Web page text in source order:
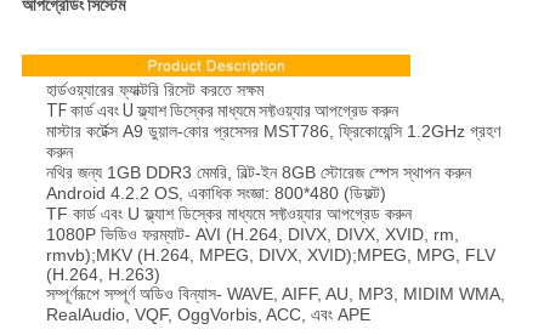
আপগ্রেডিং সিস্টেম
হার্ডওয়্যারের ফ্যাক্টরি রিসেট করতে সক্ষম
TF কার্ড এবং U ফ্ল্যাশ ডিস্কের মাধ্যমে সফ্টওয়্যার আপগ্রেড করুন
মাস্টার কর্টেক্স A9 ডুয়াল-কোর প্রসেসর MST786, ফ্রিকোয়েন্সি 1.2GHz গ্রহণ
করুন
নথির জন্য 1GB DDR3 মেমরি, বিল্ট-ইন 8GB স্টোরেজ স্পেস স্থাপন করুন
Android 4.2.2 OS, একাধিক সংজ্ঞা: 800*480 (ডিফল্ট)
TF কার্ড এবং U ফ্ল্যাশ ডিস্কের মাধ্যমে সফ্টওয়্যার আপগ্রেড করুন
1080P ভিডিও ফরম্যাট- AVI (H.264, DIVX, DIVX, XVID, rm,
rmvb);MKV (H.264, MPEG, DIVX, XVID);MPEG, MPG, FLV
(H.264, H.263)
সম্পূর্ণরূপে সম্পূর্ণ অডিও বিন্যাস- WAVE, AIFF, AU, MP3, MIDIM WMA,
RealAudio, VQF, OggVorbis, ACC, এবং APE